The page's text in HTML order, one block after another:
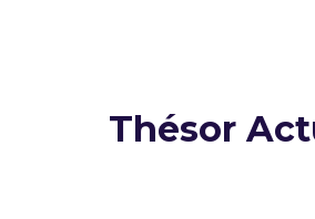
Thésor